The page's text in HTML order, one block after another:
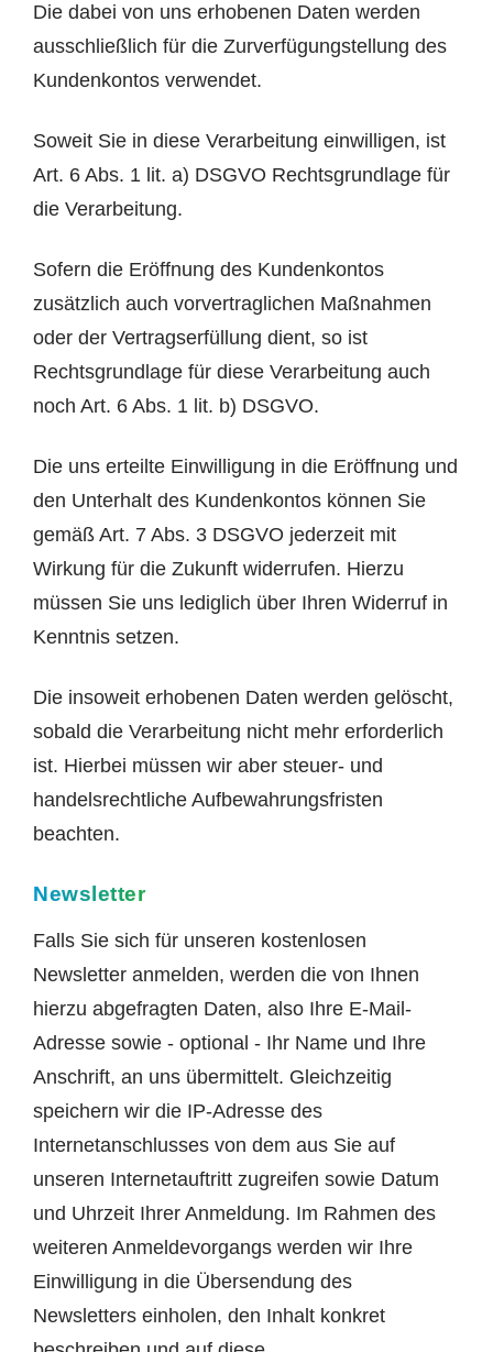
Die dabei von uns erhobenen Daten werden
ausschließlich für die Zurverfügungstellung des
Kundenkontos verwendet.
Soweit Sie in diese Verarbeitung einwilligen, ist
Art. 6 Abs. 1 lit. a) DSGVO Rechtsgrundlage für
die Verarbeitung.
Sofern die Eröffnung des Kundenkontos
zusätzlich auch vorvertraglichen Maßnahmen
oder der Vertragserfüllung dient, so ist
Rechtsgrundlage für diese Verarbeitung auch
noch Art. 6 Abs. 1 lit. b) DSGVO.
Die uns erteilte Einwilligung in die Eröffnung und
den Unterhalt des Kundenkontos können Sie
gemäß Art. 7 Abs. 3 DSGVO jederzeit mit
Wirkung für die Zukunft widerrufen. Hierzu
müssen Sie uns lediglich über Ihren Widerruf in
Kenntnis setzen.
Die insoweit erhobenen Daten werden gelöscht,
sobald die Verarbeitung nicht mehr erforderlich
ist. Hierbei müssen wir aber steuer- und
handelsrechtliche Aufbewahrungsfristen
beachten.
Newsletter
Falls Sie sich für unseren kostenlosen
Newsletter anmelden, werden die von Ihnen
hierzu abgefragten Daten, also Ihre E-Mail-
Adresse sowie - optional - Ihr Name und Ihre
Anschrift, an uns übermittelt. Gleichzeitig
speichern wir die IP-Adresse des
Internetanschlusses von dem aus Sie auf
unseren Internetauftritt zugreifen sowie Datum
und Uhrzeit Ihrer Anmeldung. Im Rahmen des
weiteren Anmeldevorgangs werden wir Ihre
Einwilligung in die Übersendung des
Newsletters einholen, den Inhalt konkret